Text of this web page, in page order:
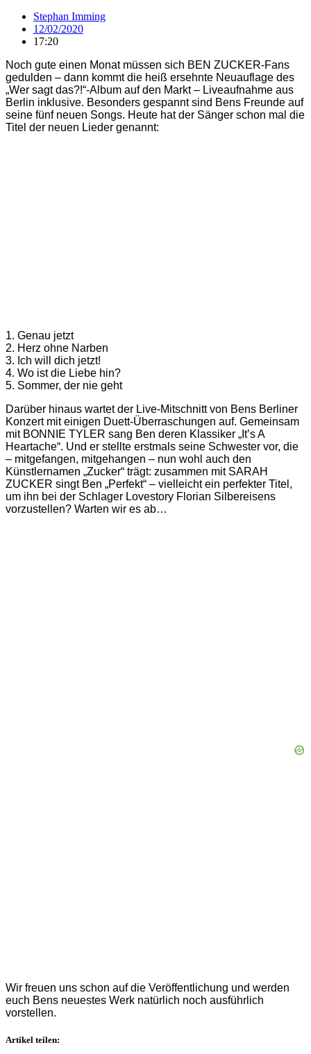
Stephan Imming
12/02/2020
17:20
Noch gute einen Monat müssen sich BEN ZUCKER-Fans
gedulden – dann kommt die heiß ersehnte Neuauflage des
„Wer sagt das?!“-Album auf den Markt – Liveaufnahme aus
Berlin inklusive. Besonders gespannt sind Bens Freunde auf
seine fünf neuen Songs. Heute hat der Sänger schon mal die
Titel der neuen Lieder genannt:
1. Genau jetzt
2. Herz ohne Narben
3. Ich will dich jetzt!
4. Wo ist die Liebe hin?
5. Sommer, der nie geht
Darüber hinaus wartet der Live-Mitschnitt von Bens Berliner
Konzert mit einigen Duett-Überraschungen auf. Gemeinsam
mit BONNIE TYLER sang Ben deren Klassiker „It’s A
Heartache“. Und er stellte erstmals seine Schwester vor, die
– mitgefangen, mitgehangen – nun wohl auch den
Künstlernamen „Zucker“ trägt: zusammen mit SARAH
ZUCKER singt Ben „Perfekt“ – vielleicht ein perfekter Titel,
um ihn bei der Schlager Lovestory Florian Silbereisens
vorzustellen? Warten wir es ab…
Wir freuen uns schon auf die Veröffentlichung und werden
euch Bens neuestes Werk natürlich noch ausführlich
vorstellen.
Artikel teilen: